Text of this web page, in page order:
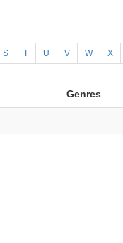
S T U V W X
Genres